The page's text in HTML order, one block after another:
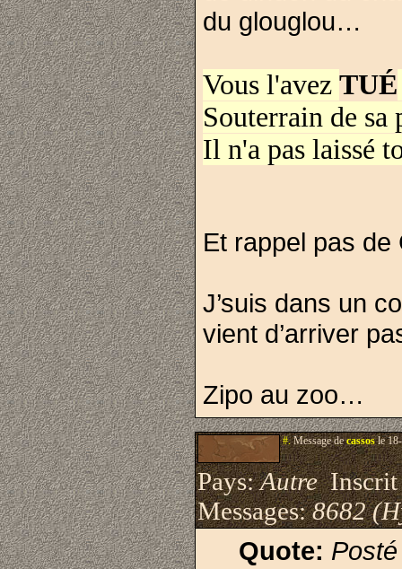
du glouglou…
Vous l'avez TUÉ
Souterrain de sa
Il n'a pas laissé
Et rappel pas de
J’suis dans un
vient d’arriver
Zipo au zoo…
#.Message decassosle
Pays:AutreInscrit
Messages:8682
Quote: